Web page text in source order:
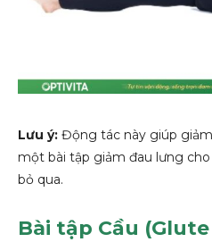
Lưu ý: Động tác này giúp
một bài tập giảm đau lưng
bỏ qua.
Bài tập Cầu